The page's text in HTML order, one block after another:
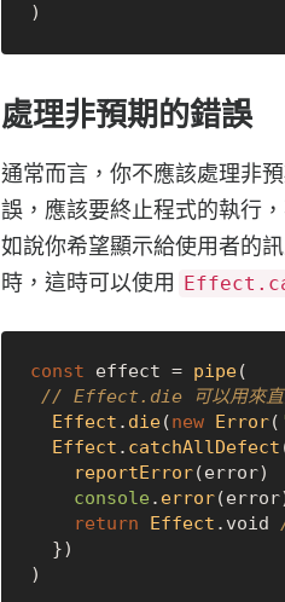
處理非預期的錯誤
通常而言，你不應該處理非
誤，應該要終止程式的執行
如說你希望顯示給使用者的
時，這時可以使用
const effect = pipe(
// Effect.die 可以用來直
Effect . die(new Error(
Effect . catchAllDefect
reportError(error)
console . error
return
Effect . void